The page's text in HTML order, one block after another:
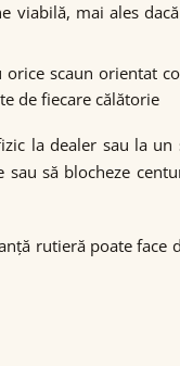
viabilă, mai ales
orice scaun orientat
de fiecare călătorie
la dealer sau la un
să blocheze
rutieră poate face